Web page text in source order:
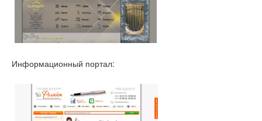
Информационный портал: